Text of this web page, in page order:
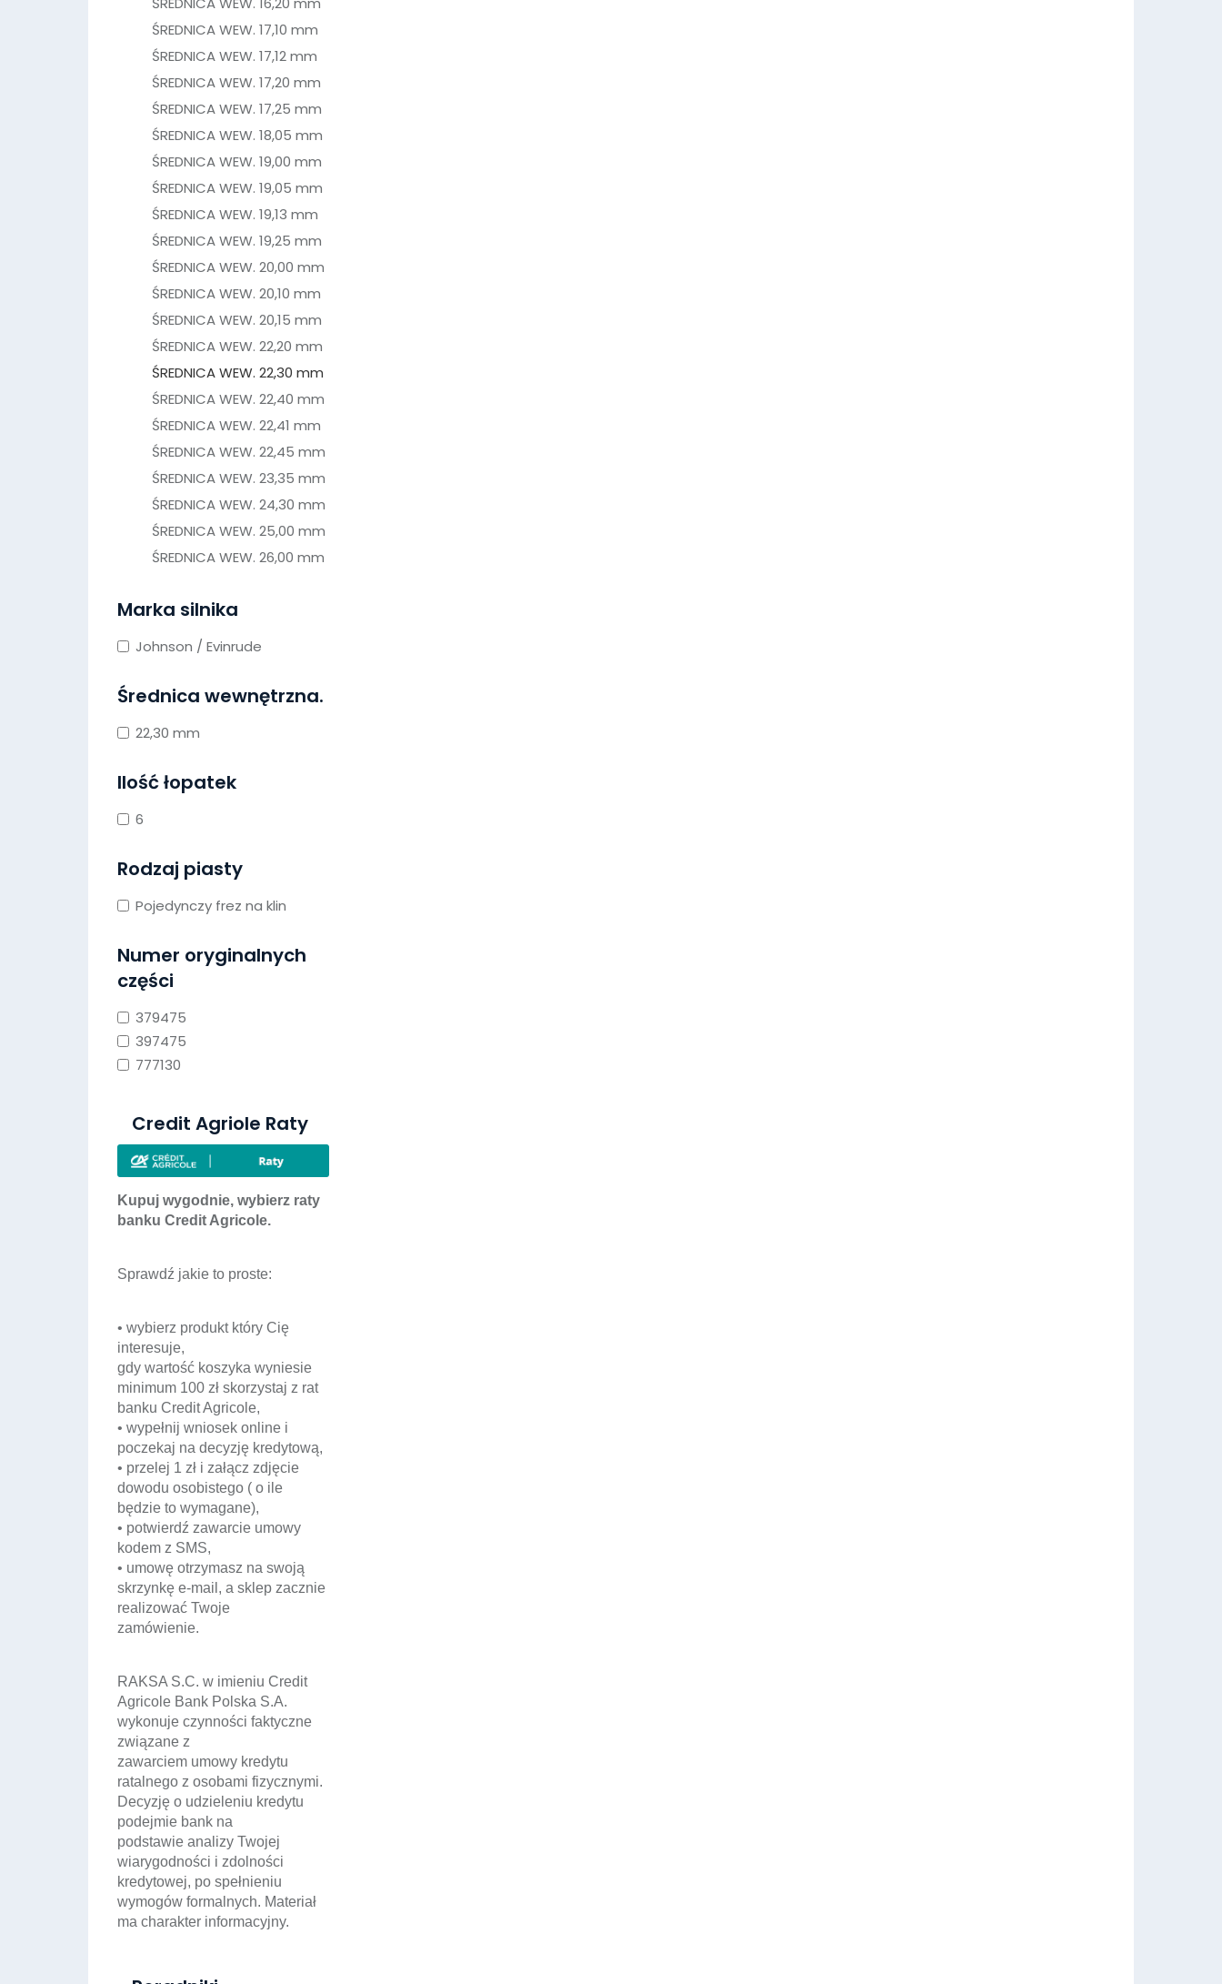
ŚREDNICA WEW. 17,10 mm
ŚREDNICA WEW. 17,12 mm
ŚREDNICA WEW. 17,20 mm
ŚREDNICA WEW. 17,25 mm
ŚREDNICA WEW. 18,05 mm
ŚREDNICA WEW. 19,00 mm
ŚREDNICA WEW. 19,05 mm
ŚREDNICA WEW. 19,13 mm
ŚREDNICA WEW. 19,25 mm
ŚREDNICA WEW. 20,00 mm
ŚREDNICA WEW. 20,10 mm
ŚREDNICA WEW. 20,15 mm
ŚREDNICA WEW. 22,20 mm
ŚREDNICA WEW. 22,30 mm
ŚREDNICA WEW. 22,40 mm
ŚREDNICA WEW. 22,41 mm
ŚREDNICA WEW. 22,45 mm
ŚREDNICA WEW. 23,35 mm
ŚREDNICA WEW. 24,30 mm
ŚREDNICA WEW. 25,00 mm
ŚREDNICA WEW. 26,00 mm
Marka silnika
Johnson / Evinrude
Średnica wewnętrzna.
22,30 mm
Ilość łopatek
6
Rodzaj piasty
Pojedynczy frez na klin
Numer oryginalnych
części
379475
397475
777130
Credit Agriole Raty
Kupuj wygodnie, wybierz raty
banku Credit Agricole.
Sprawdź jakie to proste:
• wybierz produkt który Cię
interesuje,
gdy wartość koszyka wyniesie
minimum 100 zł skorzystaj z rat
banku Credit Agricole,
• wypełnij wniosek online i
poczekaj na decyzję kredytową,
• przelej 1 zł i załącz zdjęcie
dowodu osobistego ( o ile
będzie to wymagane),
• potwierdź zawarcie umowy
kodem z SMS,
• umowę otrzymasz na swoją
skrzynkę e-mail, a sklep zacznie
realizować Twoje
zamówienie.
RAKSA S.C. w imieniu Credit
Agricole Bank Polska S.A.
wykonuje czynności faktyczne
związane z
zawarciem umowy kredytu
ratalnego z osobami fizycznymi.
Decyzję o udzieleniu kredytu
podejmie bank na
podstawie analizy Twojej
wiarygodności i zdolności
kredytowej, po spełnieniu
wymogów formalnych. Materiał
ma charakter informacyjny.